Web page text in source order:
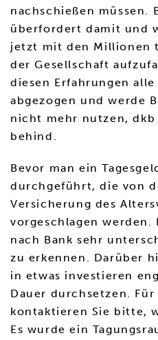
nachschießen müssen.
überfordert damit und
jetzt mit den Millionen
der Gesellschaft
diesen Erfahrungen
abgezogen und werde
nicht mehr nutzen, dkb
behind.
Bevor man ein
durchgeführt, die von
Versicherung des
vorgeschlagen
nach Bank sehr
zu erkennen. Darüber
in etwas investieren
Dauer durchsetzen.
kontaktieren Sie bitte,
Es wurde ein